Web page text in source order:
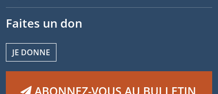
Faites un don
JE DONNE